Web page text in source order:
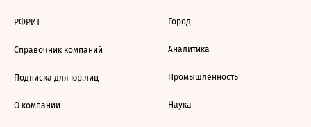
РФРИТ
Справочник компаний
Подписка для юр.лиц
О компании
Город
Аналитика
Промышленность
Наука